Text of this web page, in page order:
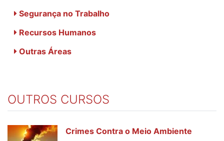
Segurança no Trabalho
Recursos Humanos
Outras Áreas
OUTROS CURSOS
Crimes Contra o Meio Ambiente